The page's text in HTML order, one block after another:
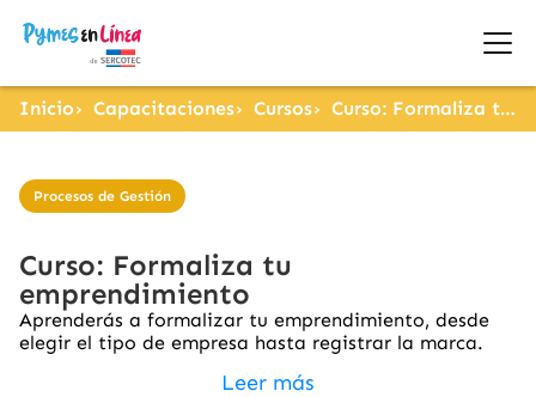
Inicio Capacitaciones Cursos Curso: Formaliza tu emprendimiento
Procesos de Gestión
Curso: Formaliza tu
emprendimiento
Aprenderás a formalizar tu emprendimiento, desde
elegir el tipo de empresa hasta registrar la marca.
Leer más